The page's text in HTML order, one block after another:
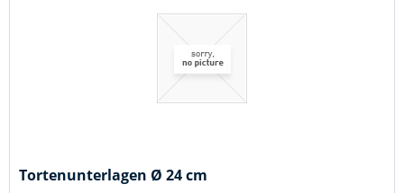
Tortenunterlagen Ø 24 cm